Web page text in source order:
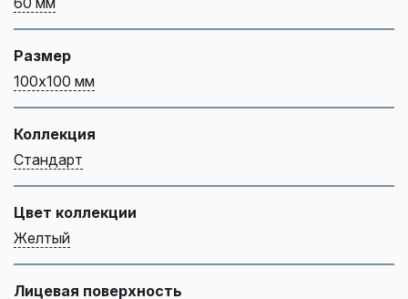
Размер
100х100 мм
Коллекция
Стандарт
Цвет коллекции
Желтый
Лицевая поверхность